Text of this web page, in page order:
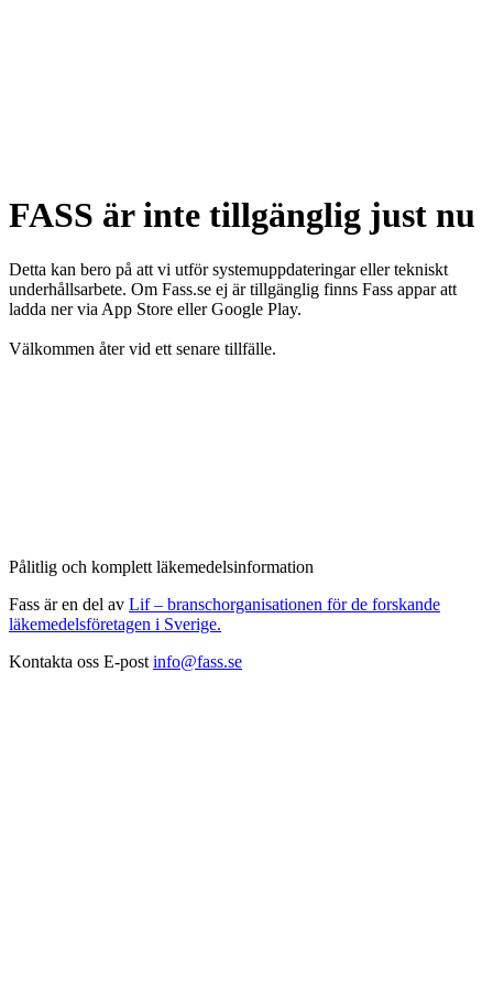
FASS är inte tillgänglig just nu
Detta kan bero på att vi utför systemuppdateringar eller tekniskt
underhållsarbete. Om Fass.se ej är tillgänglig finns Fass appar att
ladda ner via App Store eller Google Play.
Välkommen åter vid ett senare tillfälle.
Pålitlig och komplett läkemedelsinformation
Fass är en del av Lif – branschorganisationen för de forskande
läkemedelsföretagen i Sverige.
Kontakta oss E-post info@fass.se